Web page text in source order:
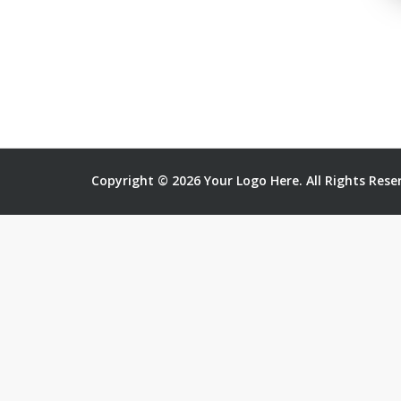
Copyright © 2026 Your Logo Here. All Rights